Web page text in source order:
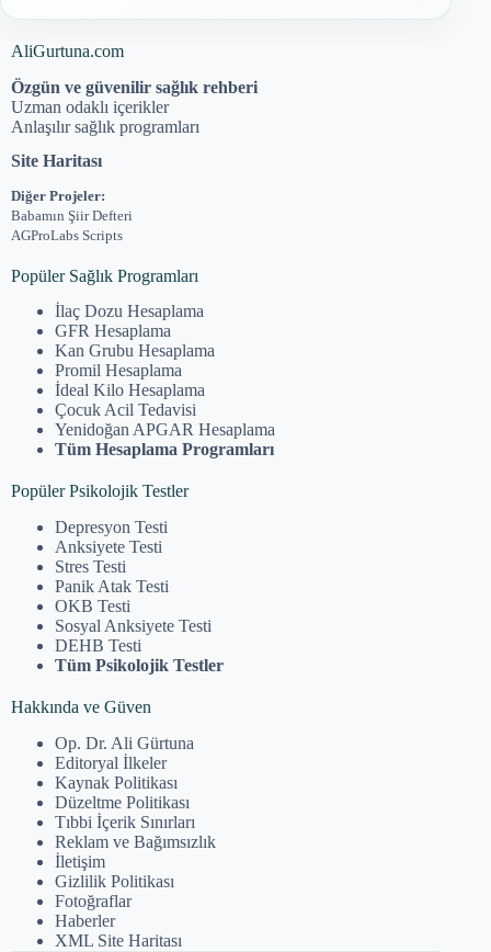
AliGurtuna.com
Özgün ve güvenilir sağlık rehberi
Uzman odaklı içerikler
Anlaşılır sağlık programları
Site Haritası
Diğer Projeler:
Babamın Şiir Defteri
AGProLabs Scripts
Popüler Sağlık Programları
İlaç Dozu Hesaplama
GFR Hesaplama
Kan Grubu Hesaplama
Promil Hesaplama
İdeal Kilo Hesaplama
Çocuk Acil Tedavisi
Yenidoğan APGAR Hesaplama
Tüm Hesaplama Programları
Popüler Psikolojik Testler
Depresyon Testi
Anksiyete Testi
Stres Testi
Panik Atak Testi
OKB Testi
Sosyal Anksiyete Testi
DEHB Testi
Tüm Psikolojik Testler
Hakkında ve Güven
Op. Dr. Ali Gürtuna
Editoryal İlkeler
Kaynak Politikası
Düzeltme Politikası
Tıbbi İçerik Sınırları
Reklam ve Bağımsızlık
İletişim
Gizlilik Politikası
Fotoğraflar
Haberler
XML Site Haritası